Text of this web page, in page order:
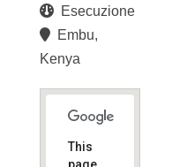
Esecuzione
Embu,
Kenya
This